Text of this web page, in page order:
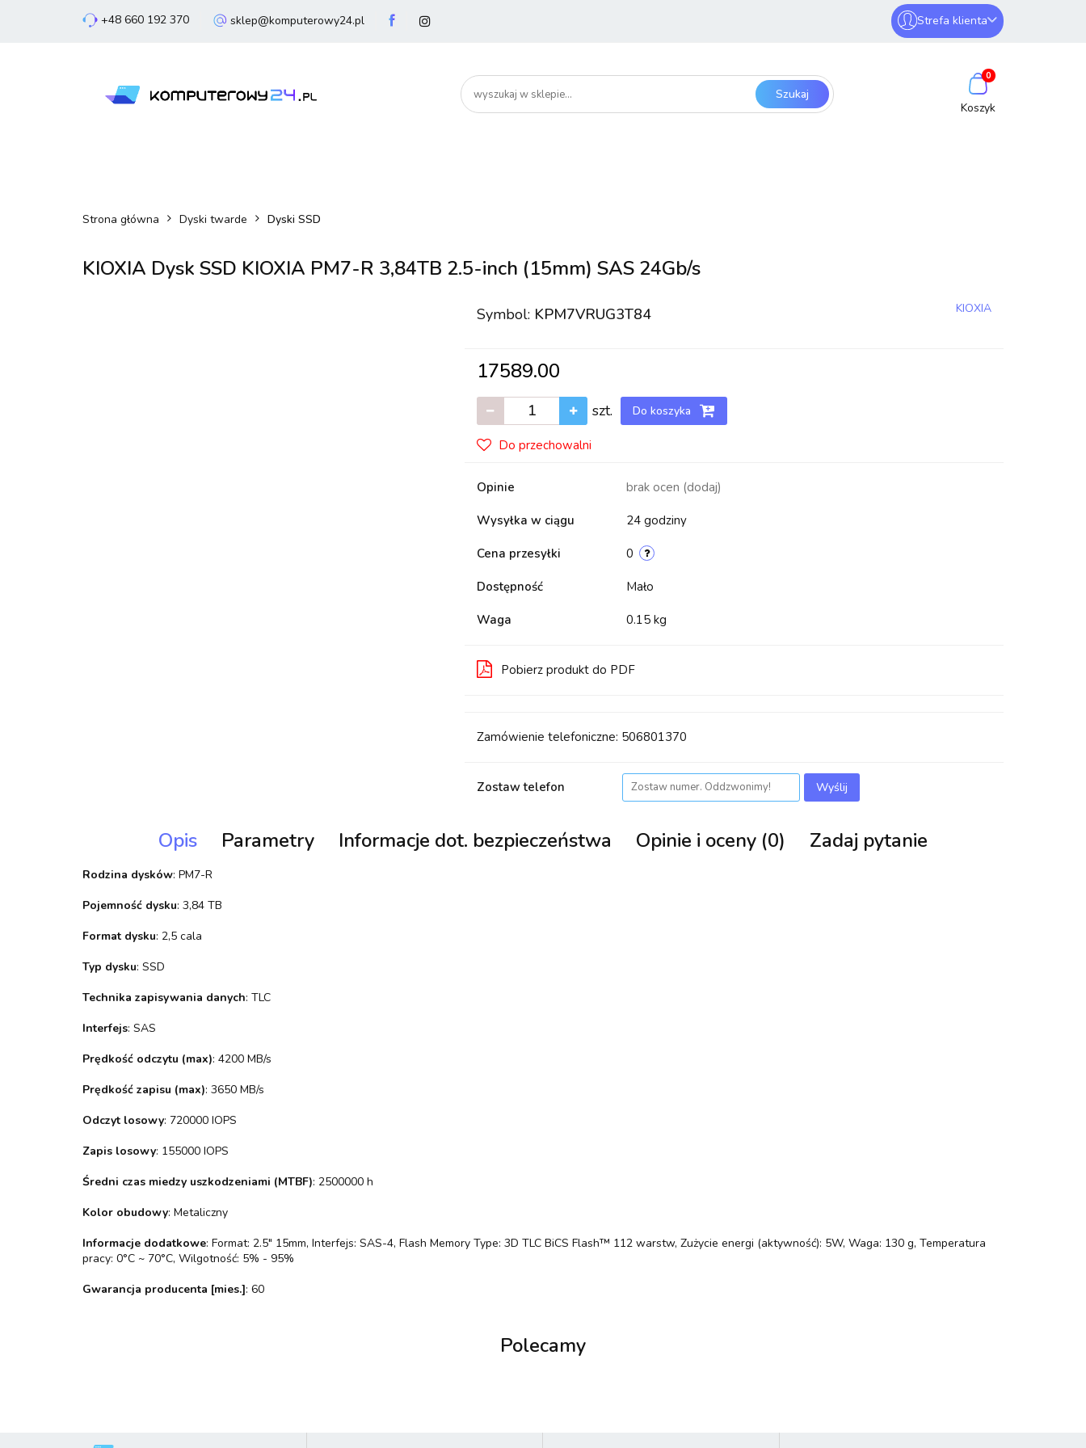
sklep@komputerowy24.pl
+48 660 192 370 Strefa klienta
Zaloguj się
Zarejestruj się
Dodaj zgłoszenie
0
Laptopy Komputery
Smartfony Bezpieczeństwo
Strona główna Dyski twarde Dyski SSD
KIOXIA Dysk SSD KIOXIA PM7-R 3,84TB 2.5-inch (15mm) SAS 24Gb/s
Symbol: KPM7VRUG3T84 KIOXIA
17589.00
szt. Do koszyka
Do przechowalni
Opinie brak ocen (dodaj)
Wysyłka w ciągu 24 godziny
Cena przesyłki 0
Dostępność Mało
Waga 0.15 kg
Pobierz produkt do PDF
Zamówienie telefoniczne: 506801370
Zostaw telefon Wyślij
Opis Parametry Informacje dot. bezpieczeństwa Opinie i oceny (0) Zadaj pytanie
Rodzina dysków: PM7-R
Pojemność dysku: 3,84 TB
Format dysku: 2,5 cala
Typ dysku: SSD
Technika zapisywania danych: TLC
Interfejs: SAS
Prędkość odczytu (max): 4200 MB/s
Prędkość zapisu (max): 3650 MB/s
Odczyt losowy: 720000 IOPS
Zapis losowy: 155000 IOPS
Średni czas miedzy uszkodzeniami (MTBF): 2500000 h
Kolor obudowy: Metaliczny
Informacje dodatkowe: Format: 2.5" 15mm, Interfejs: SAS-4, Flash Memory Type: 3D TLC BiCS Flash™ 112 warstw, Zużycie energi (aktywność): 5W, Waga: 130 g, Temperatura
pracy: 0°C ~ 70°C, Wilgotność: 5% - 95%
Gwarancja producenta [mies.]: 60
Polecamy